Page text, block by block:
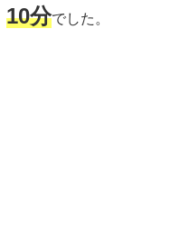
10分でした。